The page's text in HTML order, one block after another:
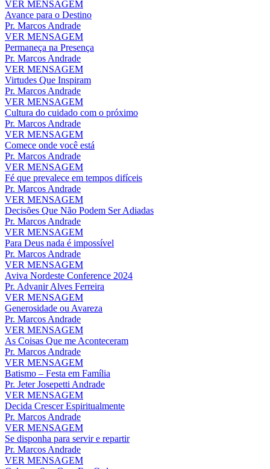
VER MENSAGEM
Avance para o Destino
Pr. Marcos Andrade
VER MENSAGEM
Permaneça na Presença
Pr. Marcos Andrade
VER MENSAGEM
Virtudes Que Inspiram
Pr. Marcos Andrade
VER MENSAGEM
Cultura do cuidado com o próximo
Pr. Marcos Andrade
VER MENSAGEM
Comece onde você está
Pr. Marcos Andrade
VER MENSAGEM
Fé que prevalece em tempos difíceis
Pr. Marcos Andrade
VER MENSAGEM
Decisões Que Não Podem Ser Adiadas
Pr. Marcos Andrade
VER MENSAGEM
Para Deus nada é impossível
Pr. Marcos Andrade
VER MENSAGEM
Aviva Nordeste Conference 2024
Pr. Advanir Alves Ferreira
VER MENSAGEM
Generosidade ou Avareza
Pr. Marcos Andrade
VER MENSAGEM
As Coisas Que me Aconteceram
Pr. Marcos Andrade
VER MENSAGEM
Batismo – Festa em Família
Pr. Jeter Josepetti Andrade
VER MENSAGEM
Decida Crescer Espiritualmente
Pr. Marcos Andrade
VER MENSAGEM
Se disponha para servir e repartir
Pr. Marcos Andrade
VER MENSAGEM